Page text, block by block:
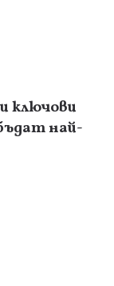
ключови
най-